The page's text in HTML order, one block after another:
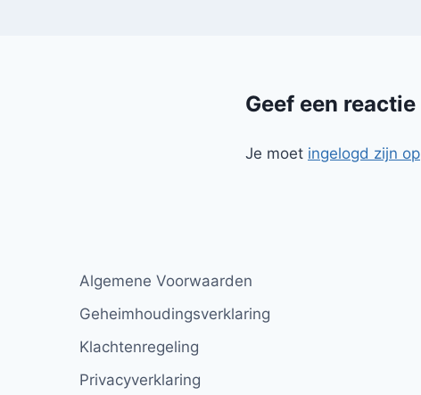
Geef een reactie
Je moet ingelogd zijn op
Algemene Voorwaarden
Geheimhoudingsverklaring
Klachtenregeling
Privacyverklaring